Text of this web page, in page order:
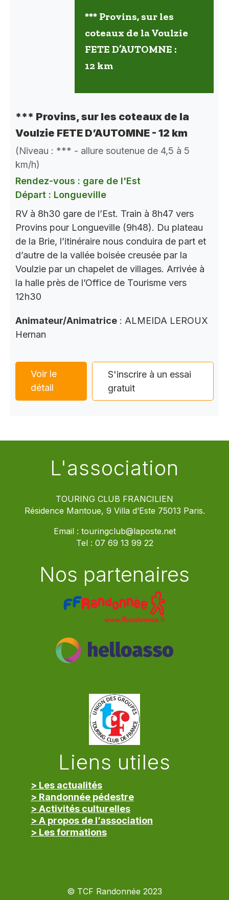
*** Provins, sur les
coteaux de la Voulzie
FETE D’AUTOMNE :
12 km
*** Provins, sur les coteaux de la
Voulzie FETE D’AUTOMNE - 12 km
(Niveau : *** - allure soutenue de 4,5 à 5
km/h)
Rendez-vous : gare de l'Est
Départ : Longueville
RV à 8h30 gare de l’Est. Train à 8h47 vers
Provins pour Longueville (9h48). Du plateau
de la Brie, l’itinéraire nous conduira de part et
d’autre de la vallée boisée creusée par la
Voulzie par un chapelet de villages. Arrivée à
la halle près de l’Office de Tourisme vers
12h30
Animateur/Animatrice : ALMEIDA LEROUX
Hernan
Voir le
détail
S'inscrire à un essai
gratuit
L'association
TOURING CLUB FRANCILIEN
Résidence Mantoue, 9 Villa d’Este 75013 Paris.
Email : touringclub@laposte.net
Tel : 07 69 13 99 22
Nos partenaires
Liens utiles
> Les actualités
> Randonnée pédestre
> Activités culturelles
> A propos de l’association
> Les formations
© TCF Randonnée 2023